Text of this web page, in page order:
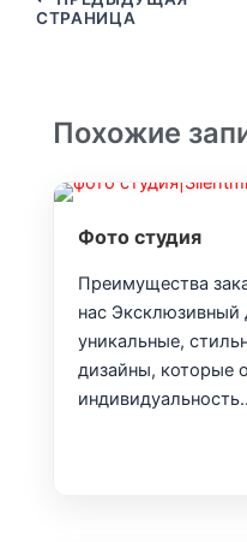
СТРАНИЦА
Похожие
Фото студия
Преимущества
нас
уникальные,
дизайны, которые